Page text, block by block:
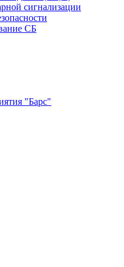
сигнализации
СБ
"Барс"